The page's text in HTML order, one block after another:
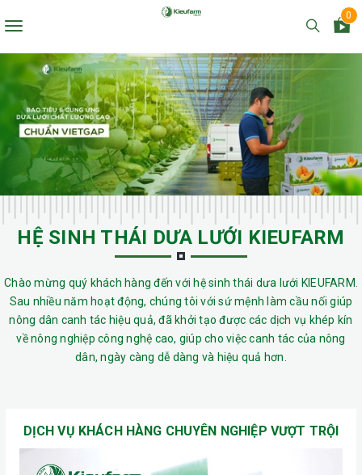
Toggle
0
HỆ SINH THÁI DƯA LƯỚI KIEUFARM
Chào mừng quý khách hàng đến với hệ sinh thái dưa lưới KIEUFARM.
Sau nhiều năm hoạt động, chúng tôi với sứ mệnh làm cầu nối giúp
nông dân canh tác hiệu quả, đã khởi tạo được các dịch vụ khép kín
về nông nghiệp công nghệ cao, giúp cho việc canh tác của nông
dân, ngày càng dễ dàng và hiệu quả hơn.
DỊCH VỤ KHÁCH HÀNG CHUYÊN NGHIỆP VƯỢT TRỘI